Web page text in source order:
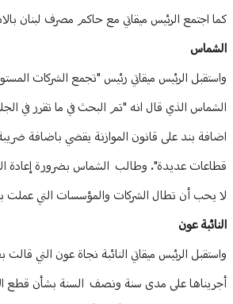
كما اجتمع الرئيس ميقاتي مع حاكم مصرف لبنان
الشماس
واستقبل الرئيس ميقاتي رئيس "تجمع الشركات
الشماس الذي قال انه "تم البحث في ما تقرر في
اضافة بند على قانون الموازنة يقضي باضافة
قطاعات عديدة". وطالب الشماس بضرورة إعادة
لا يحب أن تطال الشركات والمؤسسات التي عملت
النائبة عون
واستقبل الرئيس ميقاتي النائبة نجاة عون التي
أجريناها على مدى سنة ونصف السنة بشأن قطع